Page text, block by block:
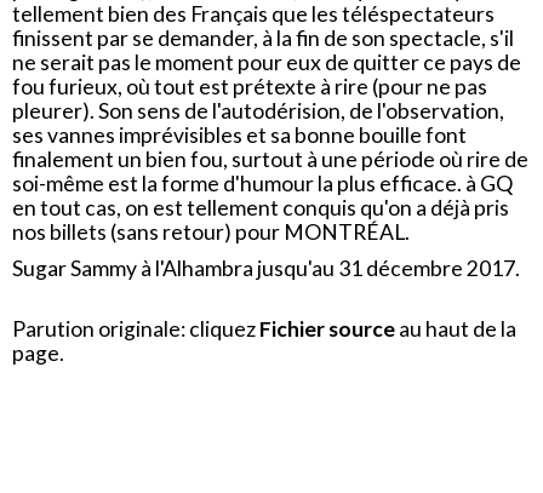
tellement bien des Français que les téléspectateurs
finissent par se demander, à la fin de son spectacle, s'il
ne serait pas le moment pour eux de quitter ce pays de
fou furieux, où tout est prétexte à rire (pour ne pas
pleurer). Son sens de l'autodérision, de l'observation,
ses vannes imprévisibles et sa bonne bouille font
finalement un bien fou, surtout à une période où rire de
soi-même est la forme d'humour la plus efficace. à GQ
en tout cas, on est tellement conquis qu'on a déjà pris
nos billets (sans retour) pour MONTRÉAL.
Sugar Sammy à l'Alhambra jusqu'au 31 décembre 2017.
Parution originale: cliquezFichier sourceau haut de la
page.